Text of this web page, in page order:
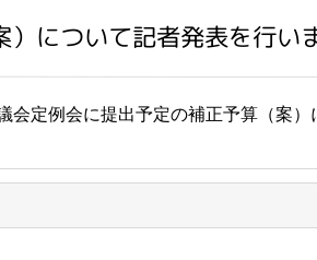
）について記者発表を行い
会定例会に提出予定の補正予算（案